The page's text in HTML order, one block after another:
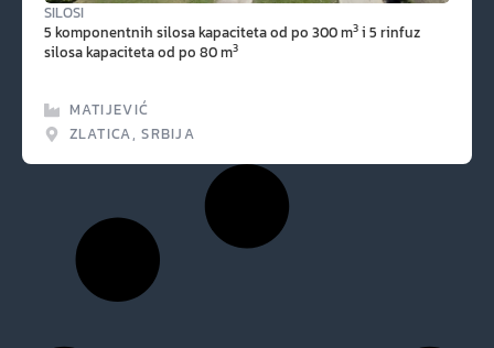
SILOSI
5 komponentnih silosa kapaciteta od po 300 m3 i 5 rinfuz
silosa kapaciteta od po 80 m3
MATIJEVIĆ
ZLATICA, SRBIJA